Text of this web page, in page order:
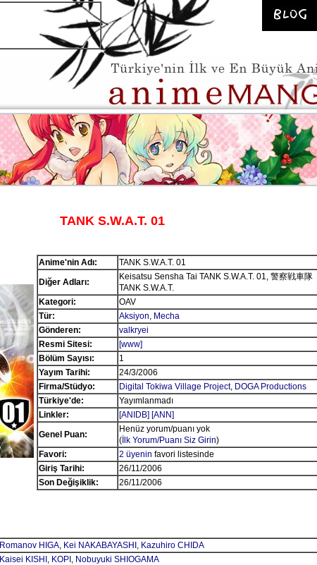
TANK S.W.A.T. 01
Anime'nin Adı:
TANK S.W.A.T. 01
Diğer Adları:
Keisatsu Sensha Tai TANK S.W.A.T. 01, 警察戦車隊
TANK S.W.A.T.
Kategori:
OAV
Tür:
Aksiyon, Mecha
Gönderen:
valkryei
Resmi Sitesi:
[www]
Bölüm Sayısı:
1
Yayım Tarihi:
24/3/2006
Firma/Stüdyo:
Digital Tokiwa Village Project, DOGA Productions
Türkiye'de:
Yayımlanmadı
Linkler:
[ANIDB] [ANN]
Genel Puan:
Henüz yorum/puanı yok
(İlk Yorum/Puanı Siz Girin)
Favori:
2 üyenin favori listesinde
Giriş Tarihi:
26/11/2006
Son Değişiklik:
26/11/2006
Romanov HIGA, Kei NAKABAYASHI , Kazuhiro CHIDA
Kaisei KISHI , KOPI , Nobuyuki SHIOGAMA